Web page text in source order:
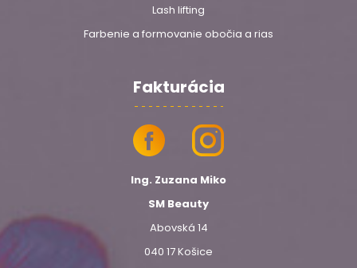
Lash lifting
Farbenie a formovanie obočia a rias
Fakturácia
Ing. Zuzana Miko
SM Beauty
Abovská 14
040 17 Košice